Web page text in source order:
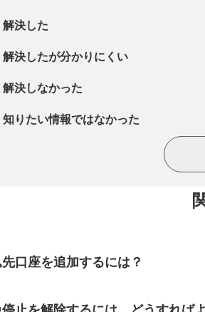
解決した
解決したが分かりにくい
解決しなかった
知りたい情報ではなかった
先口座を追加するには？